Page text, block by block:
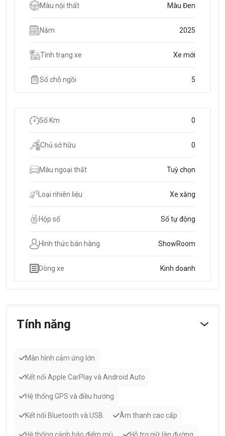
Màu nội thất Màu Đen
Năm 2025
Tình trạng xe Xe mới
Số chỗ ngồi 5
Số Km 0
Chủ sở hữu 0
Màu ngoại thất Tuỳ chọn
Loại nhiên liệu Xe xăng
Hộp số Số tự động
Hình thức bán hàng ShowRoom
Dòng xe Kinh doanh
Tính năng
Màn hình cảm ứng lớn
Kết nối Apple CarPlay và Android Auto
Hệ thống GPS và điều hướng
Kết nối Bluetooth và USB Âm thanh cao cấp